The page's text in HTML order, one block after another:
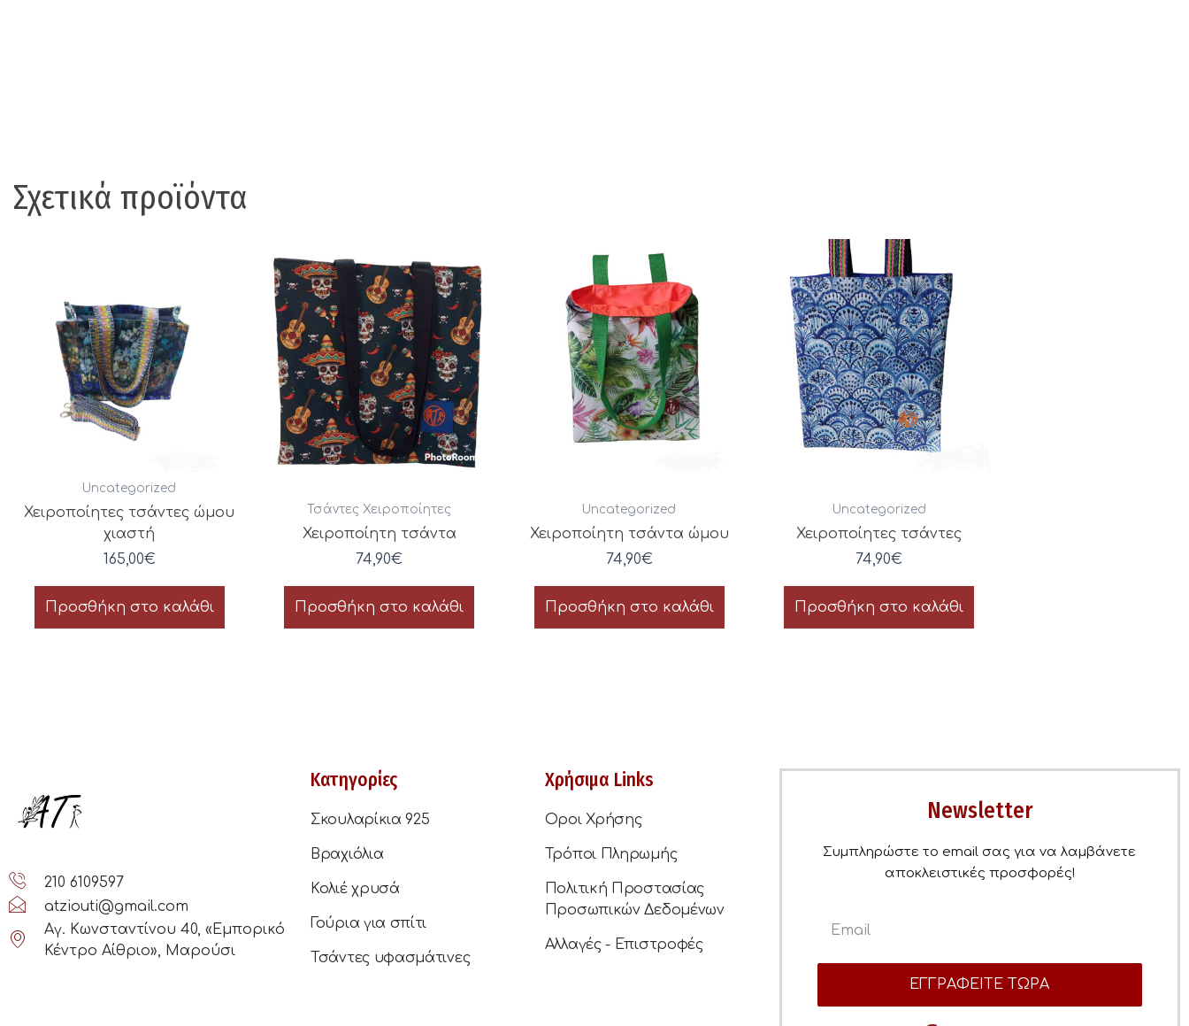
Σχετικά προϊόντα
Uncategorized
Χειροποίητες τσάντες ώμου
χιαστή
165,00€
Προσθήκη στο καλάθι
Τσάντες Χειροποίητες
Χειροποίητη τσάντα
74,90€
Προσθήκη στο καλάθι
Uncategorized
Χειροποίητη τσάντα ώμου
74,90€
Προσθήκη στο καλάθι
Uncategorized
Χειροποίητες τσάντες
74,90€
Προσθήκη στο καλάθι
210 6109597
atziouti@gmail.com
Αγ. Κωνσταντίνου 40, «Εμπορικό
Κέντρο Αίθριο», Μαρούσι
Κατηγορίες
Σκουλαρίκια 925
Βραχιόλια
Κολιέ χρυσά
Γούρια για σπίτι
Τσάντες υφασμάτινες
Χρήσιμα Links
Οροι Χρήσης
Τρόποι Πληρωμής
Πολιτική Προστασίας
Προσωπικών Δεδομένων
Αλλαγές - Επιστροφές
Newsletter
Συμπληρώστε το email σας για να λαμβάνετε
αποκλειστικές προσφορές!
ΕΓΓΡΑΦΕΙΤΕ ΤΩΡΑ